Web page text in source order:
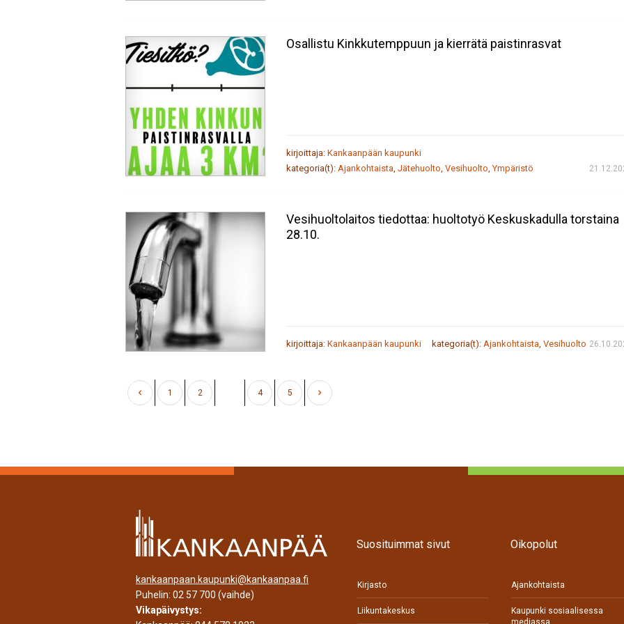
Osallistu Kinkkutemppuun ja kierrätä paistinrasvat
kirjoittaja: Kankaanpään kaupunki
kategoria(t): Ajankohtaista, Jätehuolto, Vesihuolto,Ympäristö
Vesihuoltolaitos tiedottaa: huoltotyö Keskuskadulla torstaina
28.10.
kirjoittaja: Kankaanpään kaupunki kategoria(t): Ajankohtaista, Vesihuolto
1 2 4 5
kankaanpaan.kaupunki@kankaanpaa.fi
Puhelin: 02 57 700 (vaihde)
Vikapäivystys:
Suosituimmat sivut
Kirjasto
Liikuntakeskus
Oikopolut
Ajankohtaista
Kaupunki sosiaalisessa
mediassa